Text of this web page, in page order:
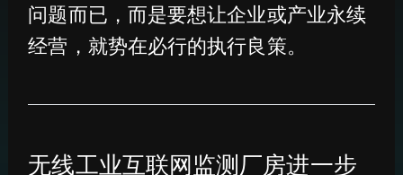
问题而已，而是要想让企业或产业永续
经营，就势在必行的执行良策。
无线工业互联网监测厂房进一步